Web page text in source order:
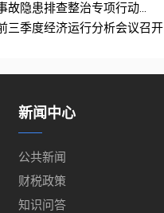
故隐患排查整治专项行动...
三季度经济运行分析会议召开
新闻中心
公共新闻
财税政策
知识问答